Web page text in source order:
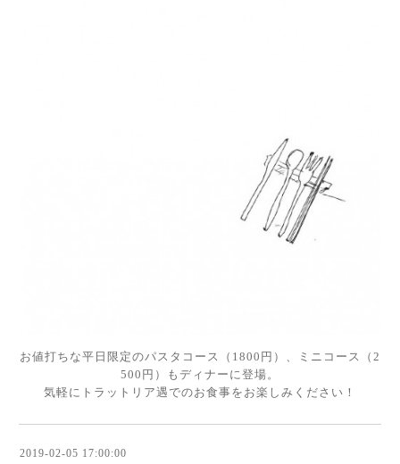
お値打ちな平日限定のパスタコース（1800円）、ミニコース（2
500円）もディナーに登場。
気軽にトラットリア遇でのお食事をお楽しみください！
2019-02-05 17:00:00